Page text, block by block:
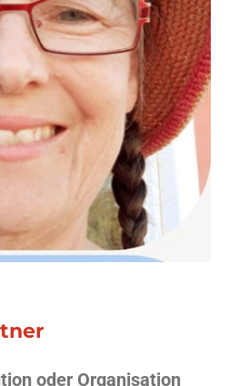
oder Organisation